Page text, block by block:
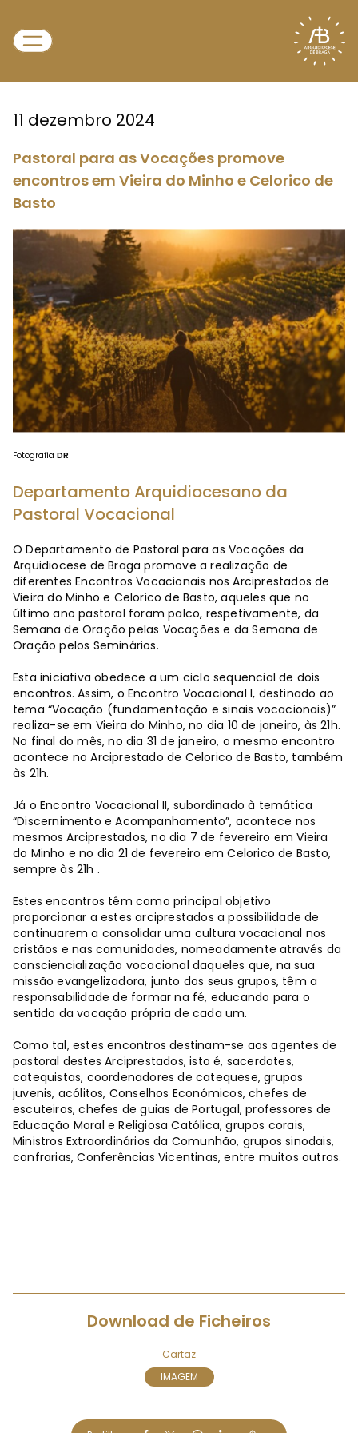
11 dezembro 2024
Pastoral para as Vocações promove
encontros em Vieira do Minho e Celorico de
Basto
Fotografia DR
Departamento Arquidiocesano da
Pastoral Vocacional
O Departamento de Pastoral para as Vocações da
Arquidiocese de Braga promove a realização de
diferentes Encontros Vocacionais nos Arciprestados de
Vieira do Minho e Celorico de Basto, aqueles que no
último ano pastoral foram palco, respetivamente, da
Semana de Oração pelas Vocações e da Semana de
Oração pelos Seminários.
Esta iniciativa obedece a um ciclo sequencial de dois
encontros. Assim, o Encontro Vocacional I, destinado ao
tema “Vocação (fundamentação e sinais vocacionais)”
realiza-se em Vieira do Minho, no dia 10 de janeiro, às 21h.
No final do mês, no dia 31 de janeiro, o mesmo encontro
acontece no Arciprestado de Celorico de Basto, também
às 21h.
Já o Encontro Vocacional II, subordinado à temática
“Discernimento e Acompanhamento”, acontece nos
mesmos Arciprestados, no dia 7 de fevereiro em Vieira
do Minho e no dia 21 de fevereiro em Celorico de Basto,
sempre às 21h .
Estes encontros têm como principal objetivo
proporcionar a estes arciprestados a possibilidade de
continuarem a consolidar uma cultura vocacional nos
cristãos e nas comunidades, nomeadamente através da
consciencialização vocacional daqueles que, na sua
missão evangelizadora, junto dos seus grupos, têm a
responsabilidade de formar na fé, educando para o
sentido da vocação própria de cada um.
Como tal, estes encontros destinam-se aos agentes de
pastoral destes Arciprestados, isto é, sacerdotes,
catequistas, coordenadores de catequese, grupos
juvenis, acólitos, Conselhos Económicos, chefes de
escuteiros, chefes de guias de Portugal, professores de
Educação Moral e Religiosa Católica, grupos corais,
Ministros Extraordinários da Comunhão, grupos sinodais,
confrarias, Conferências Vicentinas, entre muitos outros.
Download de Ficheiros
Cartaz
IMAGEM